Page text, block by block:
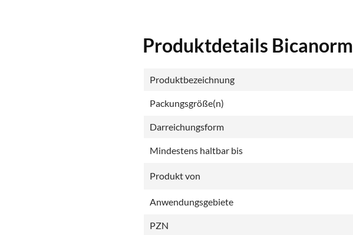
Produktdetails Bicanorm
Produktbezeichnung
Packungsgröße(n)
Darreichungsform
Mindestens haltbar bis
Produkt von
Anwendungsgebiete
PZN